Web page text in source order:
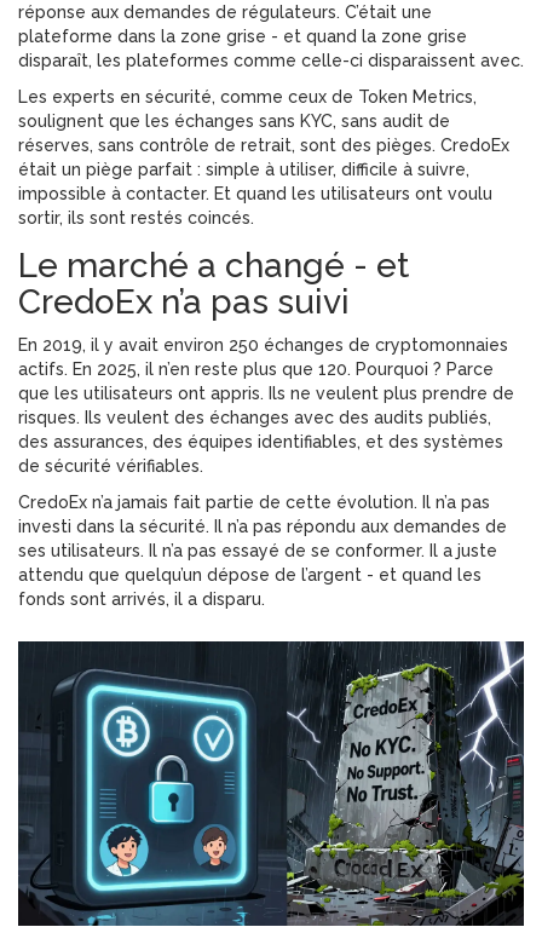
réponse aux demandes de régulateurs. C’était une
plateforme dans la zone grise - et quand la zone grise
disparaît, les plateformes comme celle-ci disparaissent avec.
Les experts en sécurité, comme ceux de Token Metrics,
soulignent que les échanges sans KYC, sans audit de
réserves, sans contrôle de retrait, sont des pièges. CredoEx
était un piège parfait : simple à utiliser, difficile à suivre,
impossible à contacter. Et quand les utilisateurs ont voulu
sortir, ils sont restés coincés.
Le marché a changé - et
CredoEx n’a pas suivi
En 2019, il y avait environ 250 échanges de cryptomonnaies
actifs. En 2025, il n’en reste plus que 120. Pourquoi ? Parce
que les utilisateurs ont appris. Ils ne veulent plus prendre de
risques. Ils veulent des échanges avec des audits publiés,
des assurances, des équipes identifiables, et des systèmes
de sécurité vérifiables.
CredoEx n’a jamais fait partie de cette évolution. Il n’a pas
investi dans la sécurité. Il n’a pas répondu aux demandes de
ses utilisateurs. Il n’a pas essayé de se conformer. Il a juste
attendu que quelqu’un dépose de l’argent - et quand les
fonds sont arrivés, il a disparu.